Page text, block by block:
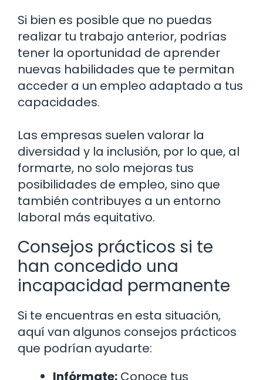
Si bien es posible que no puedas
realizar tu trabajo anterior, podrías
tener la oportunidad de aprender
nuevas habilidades que te permitan
acceder a un empleo adaptado a tus
capacidades.
Las empresas suelen valorar la
diversidad y la inclusión, por lo que, al
formarte, no solo mejoras tus
posibilidades de empleo, sino que
también contribuyes a un entorno
laboral más equitativo.
Consejos prácticos si te
han concedido una
incapacidad permanente
Si te encuentras en esta situación,
aquí van algunos consejos prácticos
que podrían ayudarte:
Infórmate: Conoce tus